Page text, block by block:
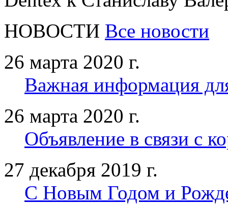
НОВОСТИ Все новости
26 марта 2020 г.
Важная информация
26 марта 2020 г.
Объявление в связи с
27 декабря 2019 г.
С Новым Годом и